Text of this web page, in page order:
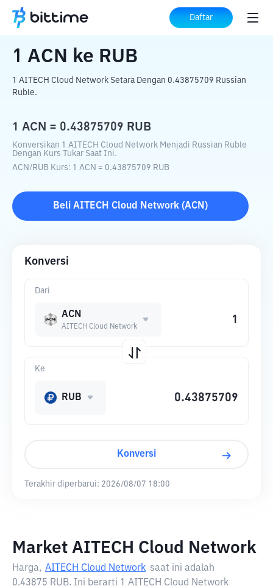
Daftar
Beranda Konverter Kripto ke RUB
1 ACN ke RUB
1 AITECH Cloud Network Setara Dengan 0.43875709 Russian
Ruble.
1 ACN = 0.43875709 RUB
Konversikan 1 AITECH Cloud Network Menjadi Russian Ruble
Dengan Kurs Tukar Saat Ini.
ACN/RUB Kurs: 1 ACN = 0.43875709 RUB
Beli AITECH Cloud Network (ACN )
Konversi
Dari
ACN
AITECH Cloud Network
Ke
RUB
Konversi
Terakhir diperbarui: 2026/08/07 18:00
Market AITECH Cloud Network
Harga, AITECH Cloud Network saat ini adalah
0.43875 RUB. Ini berarti 1 AITECH Cloud Network